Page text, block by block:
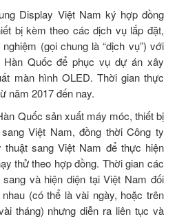
Display Việt Nam ký hợp đồng
bị kèm theo các dịch vụ lắp đặt,
(gọi chung là “dịch vụ”) với
Quốc để phục vụ dự án xây
màn hình OLED. Thời gian thực
năm 2017 đến nay.
Quốc sản xuất máy móc, thiết bị
Việt Nam, đồng thời Công ty
sang Việt Nam để thực hiện
thử theo hợp đồng. Thời gian các
và hiện diện tại Việt Nam đối
(có thể là vài ngày, hoặc trên
tháng) nhưng diễn ra liên tục và